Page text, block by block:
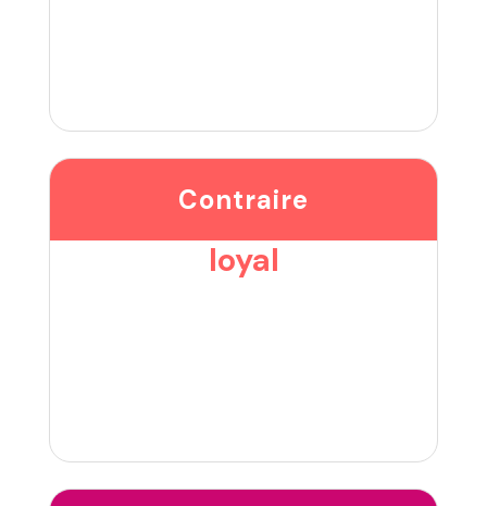
Contraire
loyal